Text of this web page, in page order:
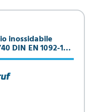
inossidabile
DIN EN 1092-1